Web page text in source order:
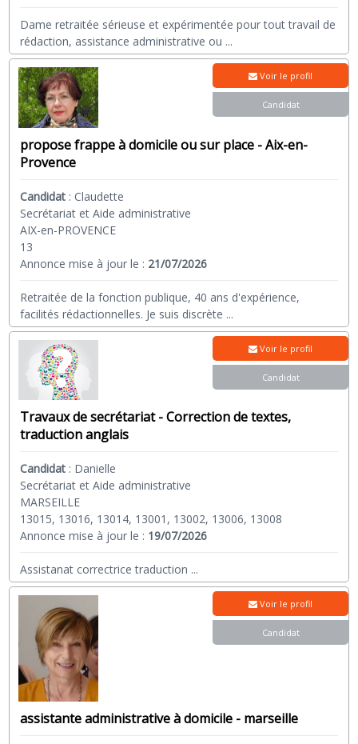
Dame retraitée sérieuse et expérimentée pour tout travail de
rédaction, assistance administrative ou ...
propose frappe à domicile ou sur place - Aix-en-
Provence
Candidat : Claudette
Secrétariat et Aide administrative
AIX-en-PROVENCE
13
Annonce mise à jour le : 21/07/2026
Retraitée de la fonction publique, 40 ans d'expérience,
facilités rédactionnelles. Je suis discrète ...
Voir le profil
Candidat
Travaux de secrétariat - Correction de textes,
traduction anglais
Candidat : Danielle
Secrétariat et Aide administrative
MARSEILLE
13015, 13016, 13014, 13001, 13002, 13006, 13008
Annonce mise à jour le : 19/07/2026
Assistanat correctrice traduction ...
Voir le profil
Candidat
assistante administrative à domicile - marseille
Voir le profil
Candidat